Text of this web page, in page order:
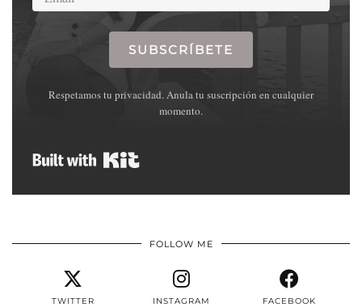
SUBSCRÍBETE
Respetamos tu privacidad. Anula tu suscripción en cualquier
momento.
FOLLOW ME
TWITTER INSTAGRAM FACEBOOK